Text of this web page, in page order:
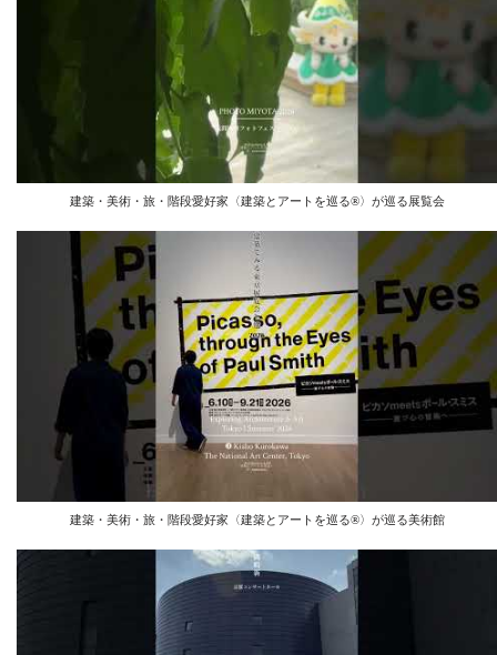
建築・美術・旅・階段愛好家〈建築とアートを巡る®︎〉が巡る展覧会
建築・美術・旅・階段愛好家〈建築とアートを巡る®︎〉が巡る美術館